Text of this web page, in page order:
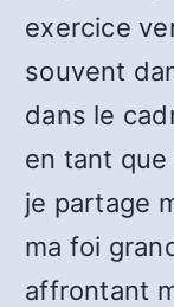
exercice
souvent
dans le
en tant
je partage
ma foi
affrontant